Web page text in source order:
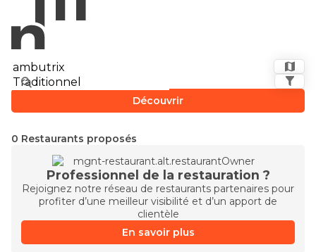
Découvrir
0 Restaurants proposés
Professionnel de la restauration ?
Rejoignez notre réseau de restaurants partenaires pour
profiter d’une meilleur visibilité et d’un apport de
clientèle
En savoir plus